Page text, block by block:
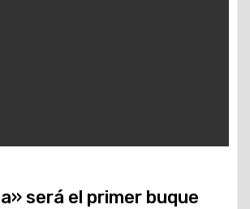
será el primer buque